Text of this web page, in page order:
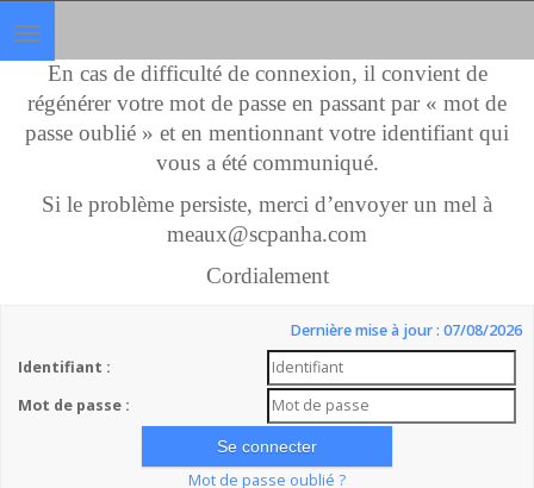
Toggle
navigation
En cas de difficulté de connexion, il convient de
régénérer votre mot de passe en passant par « mot de
passe oublié » et en mentionnant votre identifiant qui
vous a été communiqué.
Si le problème persiste, merci d’envoyer un mel à
meaux@scpanha.com
Cordialement
Dernière mise à jour : 07/08/2026
Identifiant :
Mot de passe :
Mot de passe oublié ?